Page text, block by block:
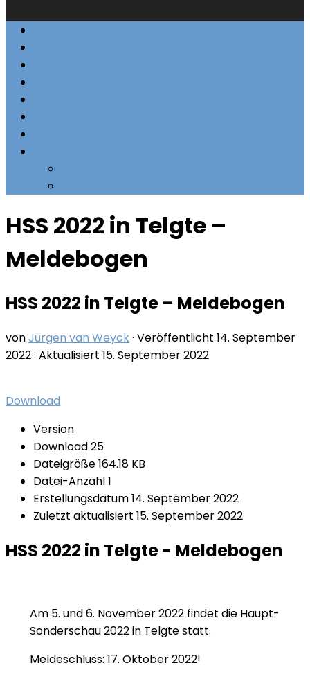
HSS 2022 in Telgte –
Meldebogen
HSS 2022 in Telgte – Meldebogen
vonJürgen van Weyck· Veröffentlicht 14. September
2022· Aktualisiert 15. September 2022
Download
Version
Download25
Dateigröße164.18 KB
Datei-Anzahl1
Erstellungsdatum14. September 2022
Zuletzt aktualisiert 15. September 2022
HSS 2022 in Telgte - Meldebogen
Am 5. und 6. November 2022 findet die Haupt-
Sonderschau 2022 in Telgte statt.
Meldeschluss: 17. Oktober 2022!